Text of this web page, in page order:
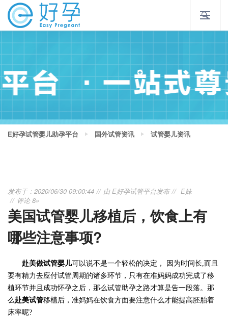
E好孕试管婴儿助孕平台 国外试管资讯 试管婴儿资讯
发布于：2020/06/30 09:00:44 由E好孕试管平台发布
E妹
评论 8»
美国试管婴儿移植后，饮食上有
哪些注意事项?
赴美做试管婴儿可以说不是一个轻松的决定， 因为时间长,而且
要有精力去应付试管周期的诸多环节，只有在准妈妈成功完成了移
植环节并且成功怀孕之后 ，那么试管助孕之路才算是告一段落。那
么赴美试管移植后，准妈妈在饮食方面要注意什么才能提高胚胎着
床率呢?